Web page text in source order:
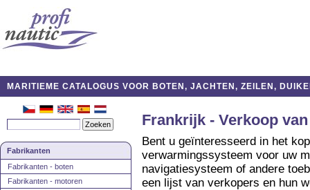
MARITIEME CATALOGUS VOOR BOTEN, JACHTEN, ZEILEN,
Fabrikanten
Fabrikanten - boten
Fabrikanten - motoren
Frankrijk - Verkoop
Bent u geïnteresseerd in het
verwarmingssysteem voor uw
navigatiesysteem of andere
een lijst van verkopers en hun